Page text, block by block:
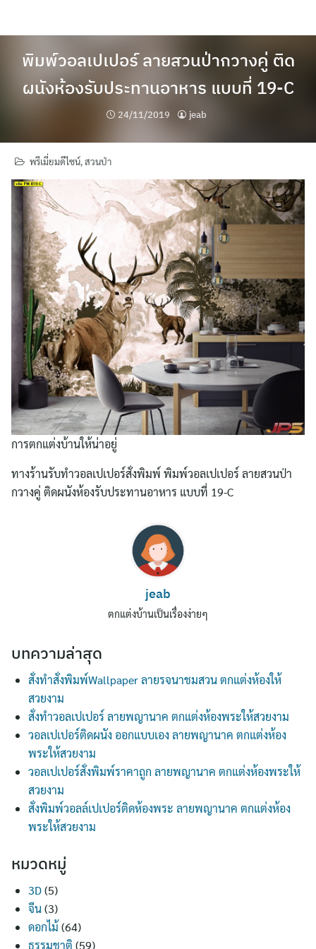
พิมพ์วอลเปเปอร์ ลายสวนป่ากวางคู่ ติด
ผนังห้องรับประทานอาหาร แบบที่ 19-C
24/11/2019 jeab
พรีเมี่ยมดีไซน์,สวนป่า
การตกแต่งบ้านให้น่าอยู่
ทางร้านรับทำวอลเปเปอร์สั่งพิมพ์ พิมพ์วอลเปเปอร์ ลายสวนป่า
กวางคู่ ติดผนังห้องรับประทานอาหาร แบบที่ 19-C
jeab
ตกแต่งบ้านเป็นเรื่องง่ายๆ
บทความล่าสุด
สั่งทำสั่งพิมพ์Wallpaper ลายรจนาชมสวน ตกแต่งห้องให้
สวยงาม
สั่งทำวอลเปเปอร์ ลายพญานาค ตกแต่งห้องพระให้สวยงาม
วอลเปเปอร์ติดผนัง ออกแบบเอง ลายพญานาค ตกแต่งห้อง
พระให้สวยงาม
วอลเปเปอร์สั่งพิมพ์ราคาถูก ลายพญานาค ตกแต่งห้องพระให้
สวยงาม
สั่งพิมพ์วอลล์เปเปอร์ติดห้องพระ ลายพญานาค ตกแต่งห้อง
พระให้สวยงาม
หมวดหมู่
3D(5)
จีน(3)
ดอกไม้(64)
ธรรมชาติ (59)